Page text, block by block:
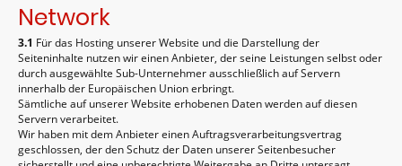
Network
3.1 Für das Hosting unserer Website und die Darstellung der
Seiteninhalte nutzen wir einen Anbieter, der seine Leistungen selbst oder
durch ausgewählte Sub-Unternehmer ausschließlich auf Servern
innerhalb der Europäischen Union erbringt.
Sämtliche auf unserer Website erhobenen Daten werden auf diesen
Servern verarbeitet.
Wir haben mit dem Anbieter einen Auftragsverarbeitungsvertrag
geschlossen, der den Schutz der Daten unserer Seitenbesucher